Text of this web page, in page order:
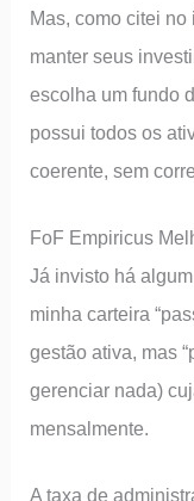
Mas, como citei
manter seus
escolha um fundo
possui todos os
coerente, sem
FoF Empiricus
Já invisto há
minha carteira
gestão ativa, mas
gerenciar nada)
mensalmente.
A taxa de